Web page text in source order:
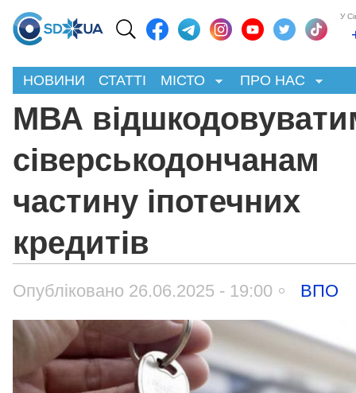
У
НОВИНИ СТАТТІ МІСТО ПРО НАС
МВА
сіверськодончанам
частину іпотечних
кредитів
Опубліковано 26.06.2025 - 19:00 ВПО